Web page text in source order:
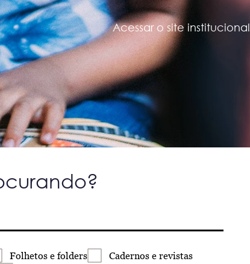
Acessar o site institucional
Folhetos e folders Cadernos e revistas